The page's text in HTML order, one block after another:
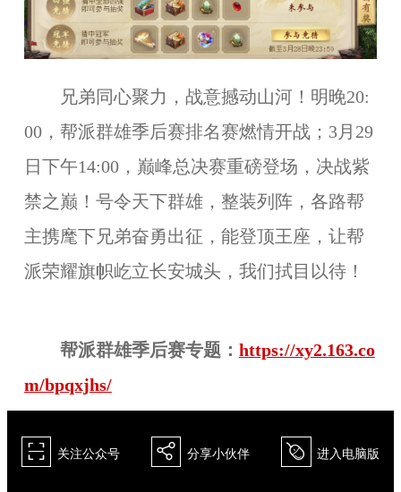
兄弟同心聚力，战意撼动山河！明晚20:
00，帮派群雄季后赛排名赛燃情开战；3月29
日下午14:00，巅峰总决赛重磅登场，决战紫
禁之巅！号令天下群雄，整装列阵，各路帮
主携麾下兄弟奋勇出征，能登顶王座，让帮
派荣耀旗帜屹立长安城头，我们拭目以待！
帮派群雄季后赛专题： https://xy2.163.co
m/bpqxjhs/
򰀁 关注公众号 򰀂 分享小伙伴 򰀄 进入电脑版